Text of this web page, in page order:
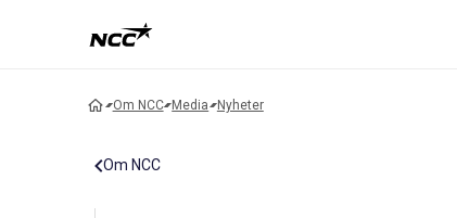
Om NCC Media Nyheter
Om NCC